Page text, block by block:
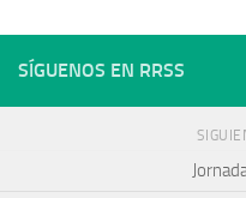
SÍGUENOS EN RRSS